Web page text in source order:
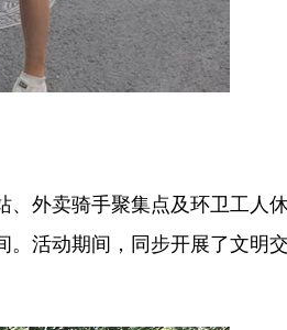
外卖骑手聚集点及环卫工人
活动期间，同步开展了文明交